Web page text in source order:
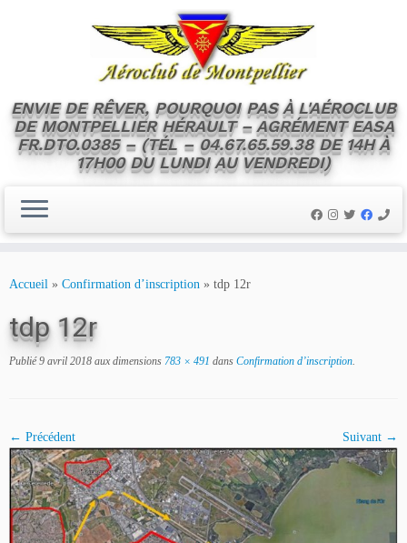
ENVIE DE RÊVER, POURQUOI PAS À L'AÉROCLUB
DE MONTPELLIER HÉRAULT – AGRÉMENT EASA
FR.DTO.0385 – (TÉL – 04.67.65.59.38 DE 14H À
17H00 DU LUNDI AU VENDREDI)
Accueil » Confirmation d’inscription » tdp 12r
tdp 12r
Publié 9 avril 2018 aux dimensions 783 × 491 dans Confirmation d’inscription.
← Précédent Suivant →